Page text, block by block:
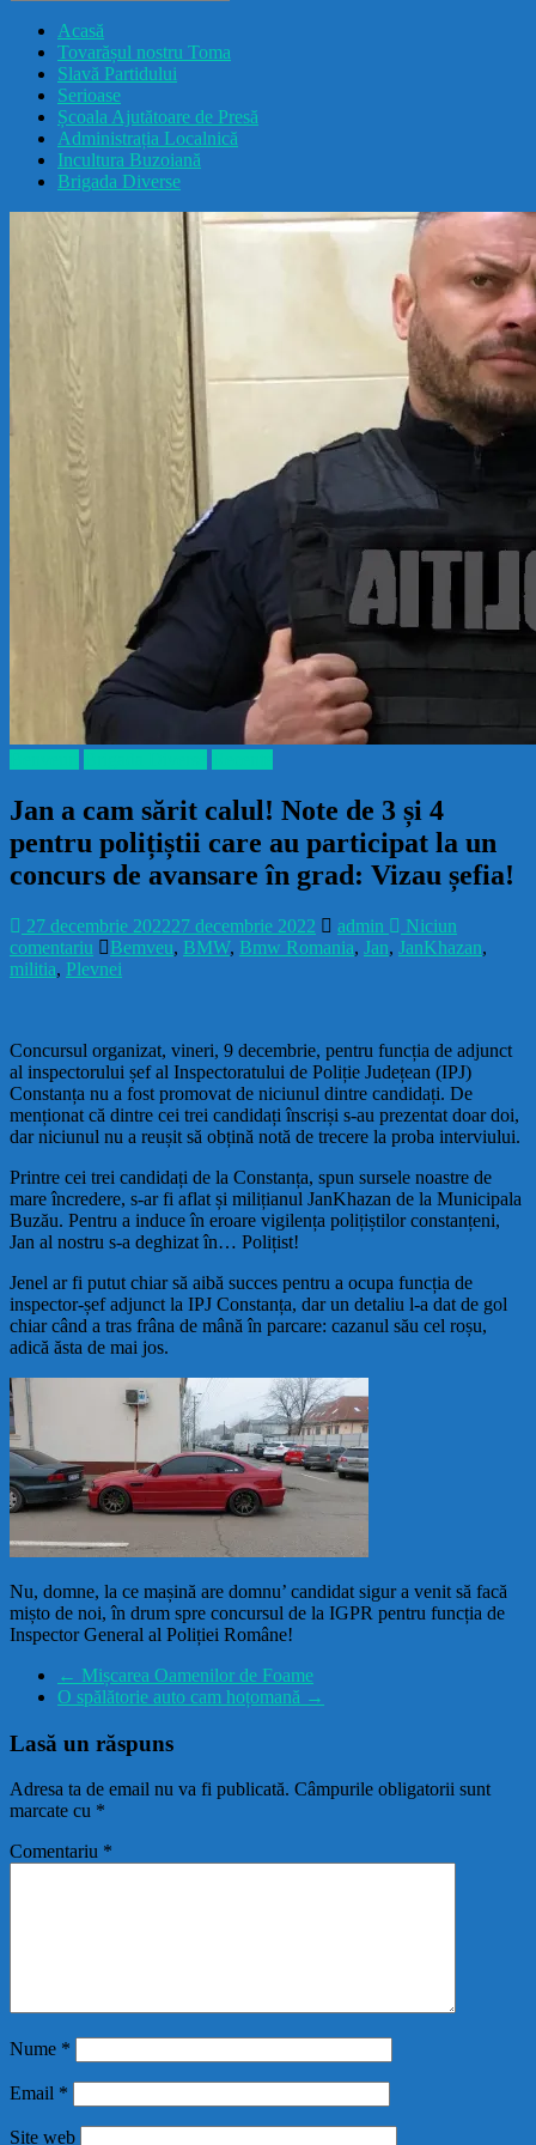
Acasă
Tovarășul nostru Toma
Slavă Partidului
Serioase
Școala Ajutătoare de Presă
Administrația Localnică
Incultura Buzoiană
Brigada Diverse
Jan a cam sărit calul! Note de 3 și 4
pentru polițiștii care au participat la un
concurs de avansare în grad: Vizau șefia!
27 decembrie 202227 decembrie 2022 admin
Niciun
comentariu
Bemveu, BMW, Bmw Romania, Jan, JanKhazan,
militia, Plevnei
Concursul organizat, vineri, 9 decembrie, pentru funcția de adjunct
al inspectorului șef al Inspectoratului de Poliție Județean (IPJ)
Constanța nu a fost promovat de niciunul dintre candidați. De
menționat că dintre cei trei candidați înscriși s-au prezentat doar doi,
dar niciunul nu a reușit să obțină notă de trecere la proba interviului.
Printre cei trei candidați de la Constanța, spun sursele noastre de
mare încredere, s-ar fi aflat și milițianul JanKhazan de la Municipala
Buzău. Pentru a induce în eroare vigilența polițiștilor constanțeni,
Jan al nostru s-a deghizat în… Polițist!
Jenel ar fi putut chiar să aibă succes pentru a ocupa funcția de
inspector-șef adjunct la IPJ Constanța, dar un detaliu l-a dat de gol
chiar când a tras frâna de mână în parcare: cazanul său cel roșu,
adică ăsta de mai jos.
Nu, domne, la ce mașină are domnu’ candidat sigur a venit să facă
mișto de noi, în drum spre concursul de la IGPR pentru funcția de
Inspector General al Poliției Române!
← Mișcarea Oamenilor de Foame
O spălătorie auto cam hoțomană →
Lasă un răspuns
Adresa ta de email nu va fi publicată. Câmpurile obligatorii sunt
marcate cu *
Comentariu *
Nume *
Email *
Site web